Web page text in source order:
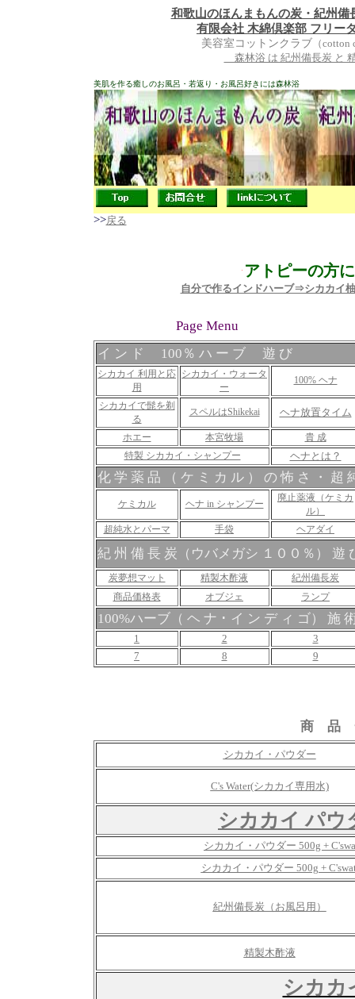
和歌山のほんまもんの炭・紀州
有限会社 木綿倶楽部 フリー
美容室コットンクラブ （
森林浴 は 紀州備長炭 と
美肌を作る癒しのお風呂・若返り・お風呂好きには森林浴
>>戻る
アトピーの方
自分で作るインドハーブ⇒シカカイ
Page Menu
イ ン ド 100％ ハ ー ブ 遊 び
シカカイ 利用と応
用
シカカイ・ウォータ
ー
100% ヘナ
シカカイで髭を剃
る
スペルはShikekai ヘナ放置タイム
ホエー 本宮牧場
貴 成
特製 シカカイ・シャンプー
ヘナとは？
化 学 薬 品 （ ケ ミ カ ル ） の 怖 さ ・ 超
ケミカル ヘナ in シャンプー
廃止薬液（ケミカ
ル）
超純水とパーマ
手袋 ヘアダイ
紀 州 備 長 炭（ウバメガシ １００％） 遊
炭夢想マット 精製木酢液
紀州備長炭
商品価格表
オブジェ ランプ
100%ハーブ（ ヘ ナ ･ イ ン デ ィ ゴ） 施
1 2
3
7
8 9
商 品
シカカイ・パウダー
C's Water(シカカイ専用水)
シカカイ パウ
シカカイ・パウダー 500g +
シカカイ・パウダー 500g +
紀州備長炭（お風呂用）
精製木酢液
シカカ